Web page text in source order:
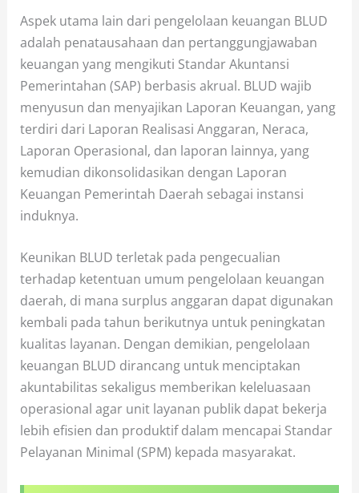
Aspek utama lain dari pengelolaan keuangan BLUD
adalah penatausahaan dan pertanggungjawaban
keuangan yang mengikuti Standar Akuntansi
Pemerintahan (SAP) berbasis akrual. BLUD wajib
menyusun dan menyajikan Laporan Keuangan, yang
terdiri dari Laporan Realisasi Anggaran, Neraca,
Laporan Operasional, dan laporan lainnya, yang
kemudian dikonsolidasikan dengan Laporan
Keuangan Pemerintah Daerah sebagai instansi
induknya.
Keunikan BLUD terletak pada pengecualian
terhadap ketentuan umum pengelolaan keuangan
daerah, di mana surplus anggaran dapat digunakan
kembali pada tahun berikutnya untuk peningkatan
kualitas layanan. Dengan demikian, pengelolaan
keuangan BLUD dirancang untuk menciptakan
akuntabilitas sekaligus memberikan keleluasaan
operasional agar unit layanan publik dapat bekerja
lebih efisien dan produktif dalam mencapai Standar
Pelayanan Minimal (SPM) kepada masyarakat.